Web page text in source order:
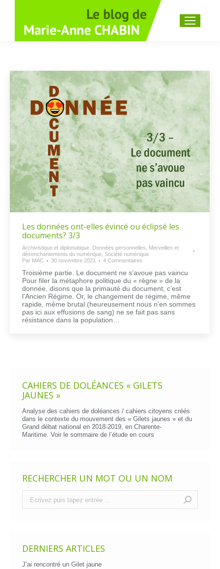
Recherche
Les données ont-elles évincé ou éclipsé les
documents? 3/3
Archivistique et diplomatique Données personnelles
Merveilles et
désenchantements du numérique Société numérique
Par MAC 30 novembre 2021 4 Commentaires
Troisième partie. Le document ne s’avoue pas vaincu
Pour filer la métaphore politique du « règne » de la
donnée, disons que la primauté du document, c’est
l’Ancien Régime. Or, le changement de régime, même
rapide, même brutal (heureusement nous n’en sommes
pas ici aux effusions de sang) ne se fait pas sans
résistance dans la population…
CAHIERS DE DOLÉANCES « GILETS
JAUNES »
Analyse des cahiers de doléances / cahiers citoyens créés
dans le contexte du mouvement des « Gilets jaunes » et du
Grand débat national en 2018-2019, en Charente-
Maritime. Voir le sommaire de l’étude en cours
RECHERCHER UN MOT OU UN NOM
DERNIERS ARTICLES
J’ai rencontré un Gilet jaune